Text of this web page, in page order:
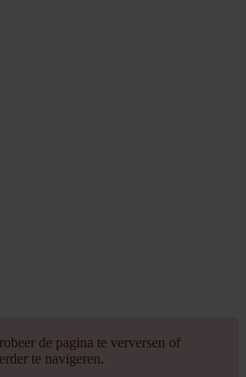
de pagina te verversen of
te navigeren.